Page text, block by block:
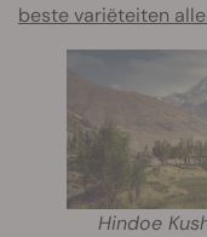
beste variëteiten
Hindoe